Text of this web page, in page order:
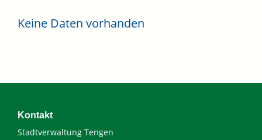
Keine Daten vorhanden
Kontakt
Stadtverwaltung Tengen